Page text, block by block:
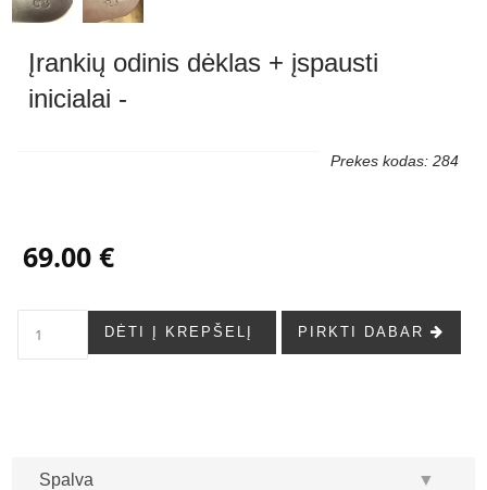
Įrankių odinis dėklas + įspausti
inicialai -
Prekes kodas: 284
69.00 €
DĖTI Į KREPŠELĮ PIRKTI DABAR
Spalva ▼